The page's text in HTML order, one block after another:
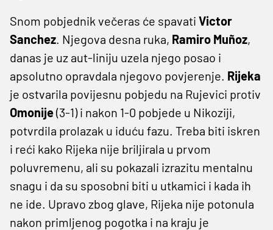
Snom pobjednik večeras će spavati Victor
Sanchez. Njegova desna ruka, Ramiro Muñoz,
danas je uz aut-liniju uzela njego posao i
apsolutno opravdala njegovo povjerenje. Rijeka
je ostvarila povijesnu pobjedu na Rujevici protiv
Omonije(3-1) i nakon 1-0 pobjede u Nikoziji,
potvrdila prolazak u iduću fazu. Treba biti iskren
i reći kako Rijeka nije briljirala u prvom
poluvremenu, ali su pokazali izrazitu mentalnu
snagu i da su sposobni biti u utkamici i kada ih
ne ide. Upravo zbog glave, Rijeka nije potonula
nakon primljenog pogotka i na kraju je